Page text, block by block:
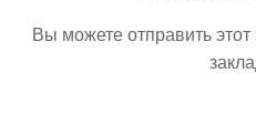
Вы можете отправить